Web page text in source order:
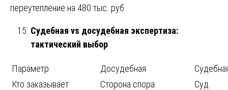
переутепление на 480 тыс. руб.
Судебная vs досудебная экспертиза:
тактический выбор
Параметр Досудебная
Кто заказывает
Сторона спора
Суд